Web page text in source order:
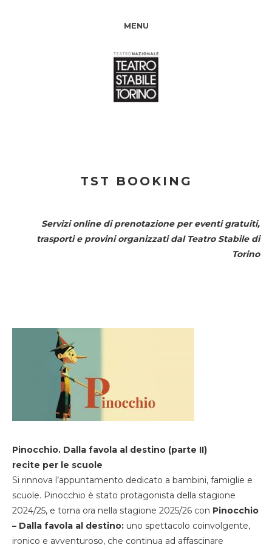
MENU
TST BOOKING
Servizi online di prenotazione per eventi gratuiti,
trasporti e provini organizzati dal Teatro Stabile di
Torino
Pinocchio. Dalla favola al destino (parte II)
recite per le scuole
Si rinnova l’appuntamento dedicato a bambini, famiglie e
scuole. Pinocchio è stato protagonista della stagione
2024/25, e torna ora nella stagione 2025/26 con Pinocchio
– Dalla favola al destino: uno spettacolo coinvolgente,
ironico e avventuroso, che continua ad affascinare